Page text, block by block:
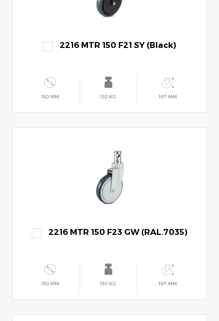
2216 MTR 150 F21 SY (Black)
150 MM 130 KG 197 MM
2216 MTR 150 F23 GW (RAL.7035)
150 MM 130 KG 197 MM